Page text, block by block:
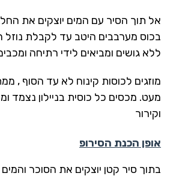
אל תוך הסיר עם המים יוצקים את
בכוס מערבבים היטב עד לקבלת נוזל
ללא גושים ומביאים לידי רתיחה
מוזגים לכוסות קינוח לא עד הסוף ,
מעט. מכסים כל כוסית בניילון נצמד
וקירור
אופן הכנת הסירופ
בתוך סיר קטן יוצקים את הסוכר